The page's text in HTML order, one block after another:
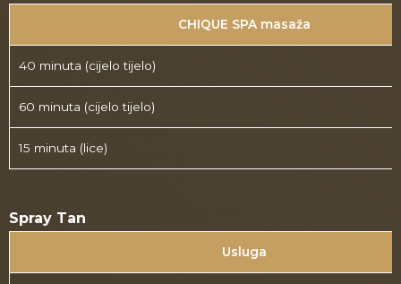
CHIQUE SPA masaža
40 minuta (cijelo tijelo)
60 minuta (cijelo tijelo)
15 minuta (lice)
Spray Tan
Usluga